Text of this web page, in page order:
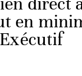
en